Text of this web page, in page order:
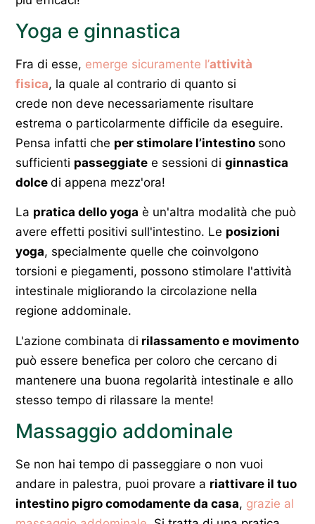
Yoga e ginnastica
Fra di esse, emerge sicuramente l’attività
fisica, la quale al contrario di quanto si
crede non deve necessariamente risultare
estrema o particolarmente difficile da eseguire.
Pensa infatti che per stimolare l’intestino sono
sufficienti passeggiate e sessioni di ginnastica
dolce di appena mezz'ora!
La pratica dello yoga è un'altra modalità che può
avere effetti positivi sull'intestino. Le posizioni
yoga, specialmente quelle che coinvolgono
torsioni e piegamenti, possono stimolare l'attività
intestinale migliorando la circolazione nella
regione addominale.
L'azione combinata di rilassamento e movimento
può essere benefica per coloro che cercano di
mantenere una buona regolarità intestinale e allo
stesso tempo di rilassare la mente!
Massaggio addominale
Se non hai tempo di passeggiare o non vuoi
andare in palestra, puoi provare a riattivare il tuo
intestino pigro comodamente da casa, grazie al